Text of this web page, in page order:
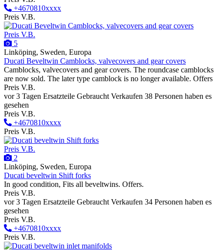
+4670810xxxx
Preis V.B.
Preis V.B.
5
Linköping, Sweden, Europa
Ducati Beveltwin Camblocks, valvecovers and gear covers
Camblocks, valvecovers and gear covers. The roundcase camblocks
are now sold. The later type camblock is no longer available. Offers
Preis V.B.
vor 3 Tagen Ersatzteile Gebraucht Verkaufen 38 Personen haben es
gesehen
Preis V.B.
+4670810xxxx
Preis V.B.
Preis V.B.
2
Linköping, Sweden, Europa
Ducati beveltwin Shift forks
In good condition, Fits all beveltwins. Offers.
Preis V.B.
vor 3 Tagen Ersatzteile Gebraucht Verkaufen 34 Personen haben es
gesehen
Preis V.B.
+4670810xxxx
Preis V.B.